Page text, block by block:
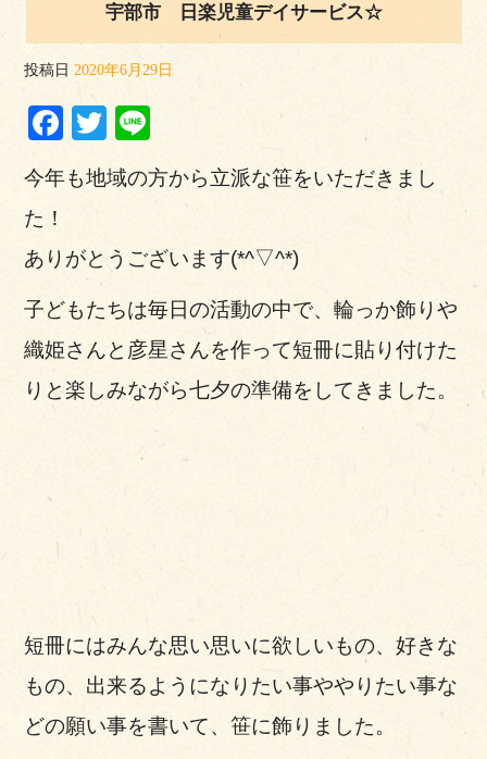
宇部市 日楽児童デイサービス☆
投稿日 2020年6月29日
Facebook
Twitter
今年も地域の方から立派な笹をいただきまし
た！
ありがとうございます(*^▽^*)
子どもたちは毎日の活動の中で、輪っか飾りや
織姫さんと彦星さんを作って短冊に貼り付けた
りと楽しみながら七夕の準備をしてきました。
短冊にはみんな思い思いに欲しいもの、好きな
もの、出来るようになりたい事ややりたい事な
どの願い事を書いて、笹に飾りました。